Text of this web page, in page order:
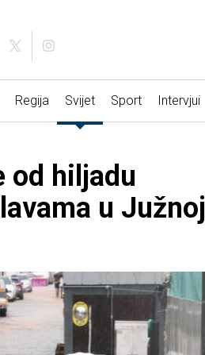
Regija Svijet Sport Intervjui
od hiljadu
u Južnoj